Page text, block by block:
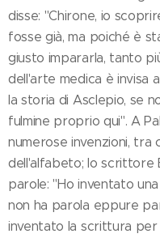
disse: "Chirone, io
fosse già, ma poiché è
giusto impararla, tanto
dell'arte medica è invisa
la storia di Asclepio, se
fulmine proprio qui". A
numerose invenzioni, tra
dell'alfabeto; lo scrittore
parole: "Ho inventato
non ha parola eppure
inventato la scrittura per